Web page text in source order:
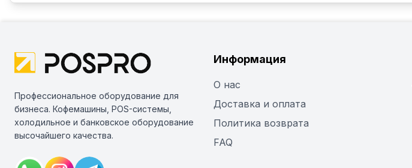
Профессиональное оборудование для
бизнеса. Кофемашины, POS-системы,
холодильное и банковское оборудование
высочайшего качества.
Информация
О нас
Доставка и оплата
Политика возврата
FAQ